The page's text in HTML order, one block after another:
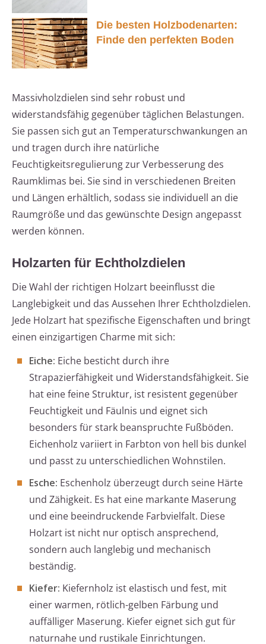
Die besten Holzbodenarten:
Finde den perfekten Boden
Massivholzdielen sind sehr robust und
widerstandsfähig gegenüber täglichen Belastungen.
Sie passen sich gut an Temperaturschwankungen an
und tragen durch ihre natürliche
Feuchtigkeitsregulierung zur Verbesserung des
Raumklimas bei. Sie sind in verschiedenen Breiten
und Längen erhältlich, sodass sie individuell an die
Raumgröße und das gewünschte Design angepasst
werden können.
Holzarten für Echtholzdielen
Die Wahl der richtigen Holzart beeinflusst die
Langlebigkeit und das Aussehen Ihrer Echtholzdielen.
Jede Holzart hat spezifische Eigenschaften und bringt
einen einzigartigen Charme mit sich:
Eiche: Eiche besticht durch ihre
Strapazierfähigkeit und Widerstandsfähigkeit. Sie
hat eine feine Struktur, ist resistent gegenüber
Feuchtigkeit und Fäulnis und eignet sich
besonders für stark beanspruchte Fußböden.
Eichenholz variiert in Farbton von hell bis dunkel
und passt zu unterschiedlichen Wohnstilen.
Esche: Eschenholz überzeugt durch seine Härte
und Zähigkeit. Es hat eine markante Maserung
und eine beeindruckende Farbvielfalt. Diese
Holzart ist nicht nur optisch ansprechend,
sondern auch langlebig und mechanisch
beständig.
Kiefer: Kiefernholz ist elastisch und fest, mit
einer warmen, rötlich-gelben Färbung und
auffälliger Maserung. Kiefer eignet sich gut für
naturnahe und rustikale Einrichtungen.